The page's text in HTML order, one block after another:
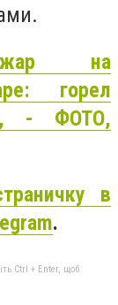
на
горел
- ФОТО,
в
.
Ctrl + Enter, щоб